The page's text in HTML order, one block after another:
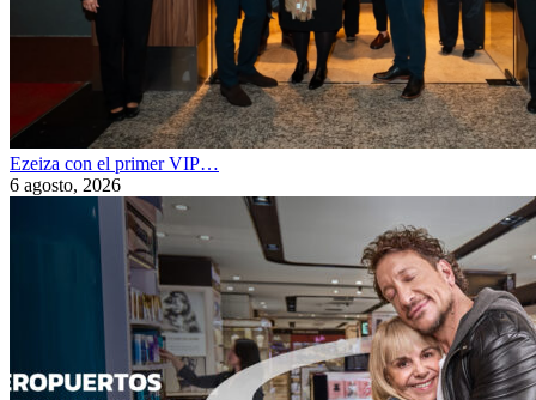
Ezeiza con el primer VIP…
6 agosto, 2026